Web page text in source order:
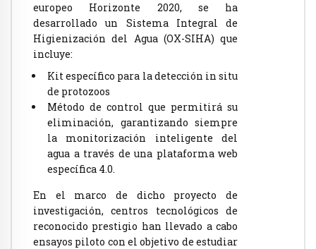
europeo Horizonte 2020, se ha
desarrollado un Sistema Integral de
Higienización del Agua (OX-SIHA) que
incluye:
Kit específico para la detección in situ
de protozoos
Método de control que permitirá su
eliminación, garantizando siempre
la monitorización inteligente del
agua a través de una plataforma web
específica 4.0.
En el marco de dicho proyecto de
investigación, centros tecnológicos de
reconocido prestigio han llevado a cabo
ensayos piloto con el objetivo de estudiar